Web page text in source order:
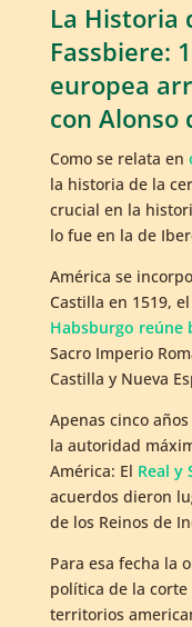
La Historia
Fassbiere:
europea
con Alonso
Como se relata en
la historia de la
crucial en la
lo fue en la de
América se
Castilla en 1519,
Habsburgo reúne
Sacro Imperio
Castilla y Nueva
Apenas cinco
la autoridad
América: El Real y
acuerdos dieron
de los Reinos de
Para esa fecha la
política de la
territorios